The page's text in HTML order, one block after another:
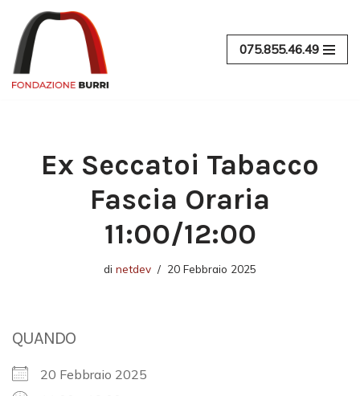
Vai
al
contenuto
075.855.46.49
Ex Seccatoi Tabacco
Fascia Oraria
11:00/12:00
di netdev 20 Febbraio 2025
QUANDO
20 Febbraio 2025